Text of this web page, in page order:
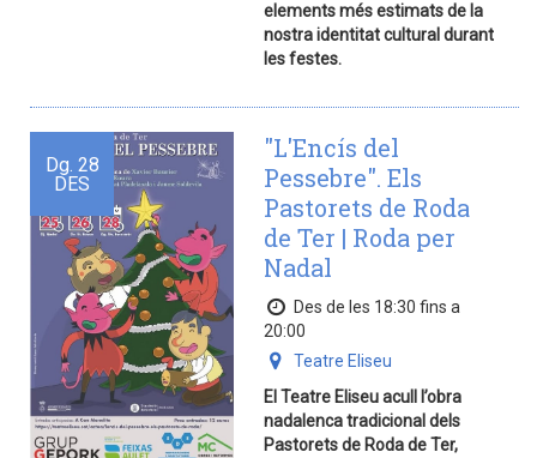
elements més estimats de la
nostra identitat cultural durant
les festes.
Dg. 28
DES
"L'Encís del
Pessebre". Els
Pastorets de Roda
de Ter | Roda per
Nadal
Des de les 18:30 fins a
20:00
Teatre Eliseu
El Teatre Eliseu acull l’obra
nadalenca tradicional dels
Pastorets de Roda de Ter,